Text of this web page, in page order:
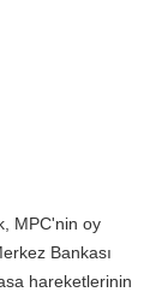
MPC'nin oy
Bankası
hareketlerinin